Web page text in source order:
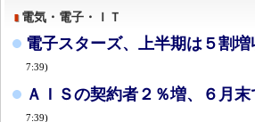
電気・電子・ＩＴ
電子スターズ、上半期は５割
7:39)
ＡＩＳの契約者２％増、６月末
7:39)